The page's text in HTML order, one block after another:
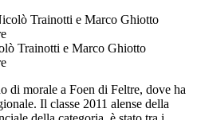
Trainotti e Marco Ghiotto
di morale a Foen di Feltre, dove ha
Il classe 2011 alense della